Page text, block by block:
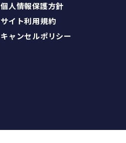
個人情報保護方針
サイト利用規約
キャンセルポリシー